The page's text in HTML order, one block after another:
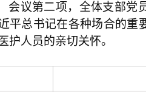
会议第二项，全体支部党
平总书记在各种场合的重
护人员的亲切关怀。